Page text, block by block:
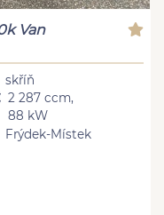
Van
skříň
2 287 ccm,
88 kW
Frýdek-Místek